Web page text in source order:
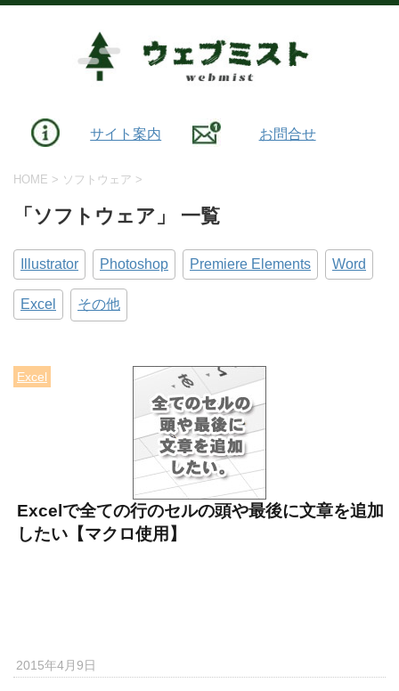
サイト案内 お問合せ
HOME > ソフトウェア >
「ソフトウェア」 一覧
Illustrator Photoshop Premiere Elements Word
Excel その他
Excel
Excelで全ての行のセルの頭や最後に文章を追加
したい【マクロ使用】
2015年4月9日